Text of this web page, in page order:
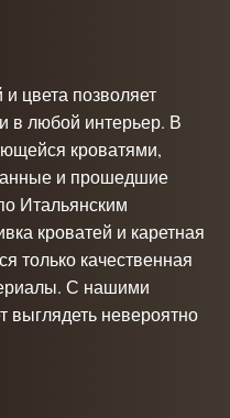
цвета позволяет
в любой интерьер. В
кроватями,
и прошедшие
Итальянским
кроватей и каретная
только качественная
С нашими
выглядеть невероятно